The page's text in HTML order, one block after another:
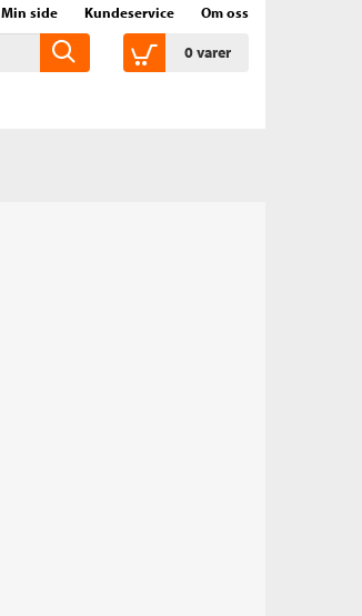
Min side Kundeservice Om oss
0varer